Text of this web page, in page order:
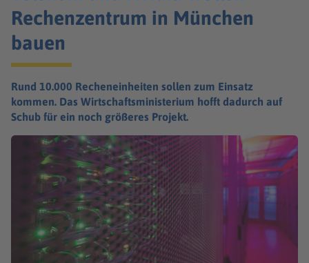
Rechenzentrum in München
bauen
Rund 10.000 Recheneinheiten sollen zum Einsatz
kommen. Das Wirtschaftsministerium hofft dadurch auf
Schub für ein noch größeres Projekt.